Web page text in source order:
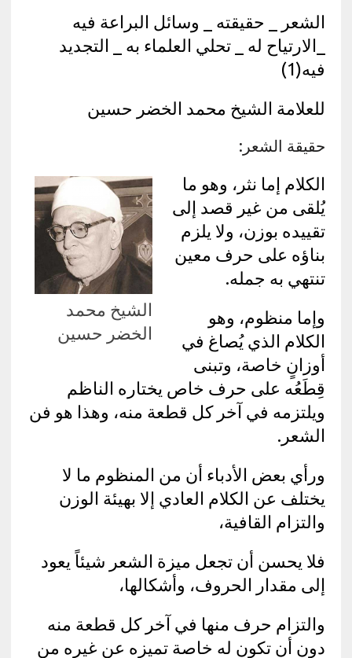
الشعر _ حقيقته _ وسائل البراعة فيه
_الارتياح له _ تحلي العلماء به _ التجديد
فيه(1)
للعلامة الشيخ محمد الخضر حسين
حقيقة الشعر:
الشيخ محمد
الخضر حسين
الكلام إما نثر، وهو ما
يُلقى من غير قصد إلى
تقييده بوزن، ولا يلزم
بناؤه على حرف معين
تنتهي به جمله.
وإما منظوم، وهو
الكلام الذي يُصاغ في
أوزانٍ خاصة، وتبنى
قِطَعُه على حرف خاص يختاره الناظم
ويلتزمه في آخر كل قطعة منه، وهذا هو فن
الشعر.
ورأي بعض الأدباء أن من المنظوم ما لا
يختلف عن الكلام العادي إلا بهيئة الوزن
والتزام القافية،
فلا يحسن أن تجعل ميزة الشعر شيئاً يعود
إلى مقدار الحروف، وأشكالها،
والتزام حرف منها في آخر كل قطعة منه
دون أن تكون له خاصة تميزه عن غيره من